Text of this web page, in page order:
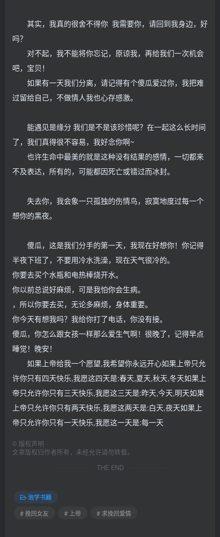
其实，我真的很舍不得你 我需要你，请回到我身边，好
吗？
对不起，我不能将你忘记，原谅我，再给我们一次机会
吧，宝贝！
如果有一天我们分离，请记得有个傻瓜爱过你，我把难
过留给自己，不做情人我也心存感激。
能遇见是缘分 我们是不是该珍惜呢？在一起这么长时间
了，我们真得很不容易，我好念你啊~
也许生命中最美的就是这种没有结果的感情，一切都来
不及表达，所有的，可能都因死亡或错过而冰封。
失去你，我会象一只孤独的伤情鸟，寂寞地度过每一个
想你的黑夜。
傻瓜，这是我们分手的第一天，我现在好想你！你记得
半夜下班了，不要用冷水洗澡，现在天气很冷的。
你要去买个水瓶和电热棒烧开水。
你以前总说好麻烦，可是我怕你会生病。
，所以你要去买，无论多麻烦，身体重要。
你今天有想我吗？我给你打了电话，你没有接。
傻瓜，你怎么跟女孩一样那么爱生气啊！很晚了，记得早点
睡觉！晚安！
如果上帝给我一个愿望,我希望你永远开心如果上帝只允
许你只有四天快乐,我愿这四天是:春天,夏天,秋天,冬天如果上
帝只允许你只有三天快乐,我愿这三天是:昨天,今天,明天如果
上帝只允许你只有两天快乐,我愿这两天是:白天,夜天如果上
帝只允许你只有一天快乐,我愿这一天是:每一天
© 版权声明
文章版权归作者所有，未经允许请勿转载。
THE END
泡学书籍
# 挽回女友
# 上帝 # 求挽回爱情